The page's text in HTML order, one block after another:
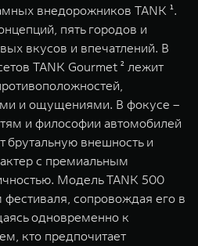
WEY 05
от 5 699
внедорожников TANK ¹.
пять городов и
вкусов и впечатлений. В
TANK Gourmet ² лежит
и ощущениями. В фокусе –
и философии автомобилей
брутальную внешность и
с премиальным
Модель TANK 500
сопровождая его в
одновременно к
кто предпочитает